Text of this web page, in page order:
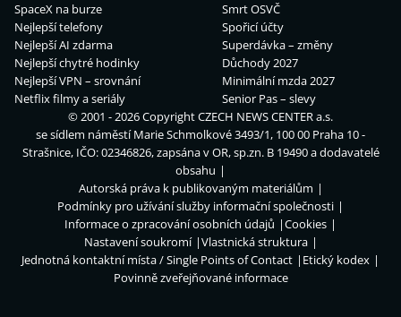
SpaceX na burze
Nejlepší telefony
Nejlepší AI zdarma
Nejlepší chytré hodinky
Nejlepší VPN – srovnání
Netflix filmy a seriály
Smrt OSVČ
Spořicí účty
Superdávka – změny
Důchody 2027
Minimální mzda 2027
Senior Pas – slevy
© 2001 - 2026 CopyrightCZECH NEWS CENTER a.s.
se sídlem náměstí Marie Schmolkové 3493/1, 100 00 Praha 10 -
Strašnice, IČO: 02346826, zapsána v OR, sp.zn. B 19490 a dodavatelé
obsahu
Autorská práva k publikovaným materiálům
Podmínky pro užívání služby informační společnosti
Informace o zpracování osobních údajů
Cookies
Nastavení soukromí
Vlastnická struktura
Jednotná kontaktní místa / Single Points of Contact
Etický kodex
Povinně zveřejňované informace